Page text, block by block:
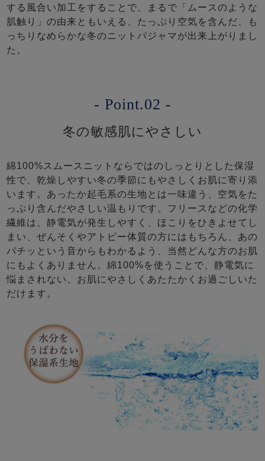
する風合い加工をすることで、まるで「ムースのような
肌触り」の由来ともいえる、たっぷり空気を含んだ、も
っちりなめらかな冬のニットパジャマが出来上がりまし
た。
- Point.02 -
冬の敏感肌にやさしい
綿100%スムースニットならではのしっとりとした保湿
性で、乾燥しやすい冬の季節にもやさしくお肌に寄り添
います。あったか起毛系の生地とは一味違う、空気をた
っぷり含んだやさしい温もりです。フリースなどの化学
繊維は、静電気が発生しやすく、ほこりをひきよせてし
まい、ぜんそくやアトピー体質の方にはもちろん、あの
パチッという音からもわかるよう、当然どんな方のお肌
にもよくありません。綿100%を使うことで、静電気に
悩まされない、お肌にやさしくあたたかくお過ごしいた
だけます。